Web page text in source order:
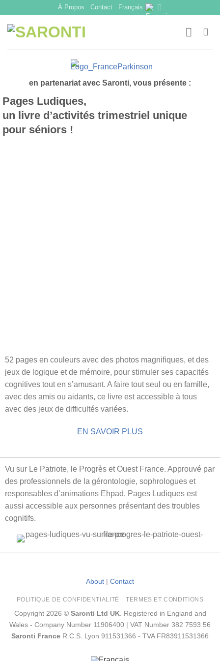
content
À Propos Contact Français
en partenariat avec Saronti, vous présente :
Pages Ludiques,
un livre d’activités trimestriel unique
pour séniors !
52 pages en couleurs avec des photos magnifiques, et des
jeux de logique et de mémoire, pour stimuler ses capacités
cognitives tout en s’amusant. A faire tout seul ou en famille,
avec des amis ou aidants, ce livre est accessible à tous
avec des jeux de difficultés variées.
EN SAVOIR PLUS
Vu sur Le Patriote, le Progrès et Ouest France. Approuvé par
des professionnels de la gérontologie, sophrologues et
responsables d’animations Ehpad, Pages Ludiques est
aussi accessible aux personnes présentant des troubles
cognitifs.
About | Contact
POLITIQUE DE CONFIDENTIALITÉ TERMES ET CONDITIONS
Copyright 2026 © Saronti Ltd UK. Registered in England and
Wales - Company Number 11906400 | VAT Number 382 7593 56
Saronti France R.C.S. Lyon 911531366 - TVA FR83911531366